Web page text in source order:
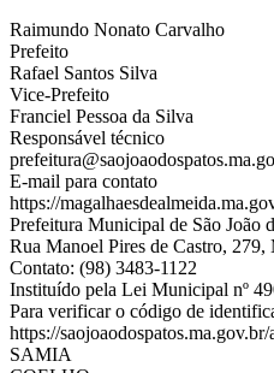
Raimundo Nonato Carvalho
Prefeito
Rafael Santos Silva
Vice-Prefeito
Franciel Pessoa da Silva
Responsável técnico
E-mail para contato
https://
Prefeitura Municipal de São João
Rua Manoel Pires de Castro,
Contato: (98) 3483-1122
Instituído pela Lei Municipal nº
Para verificar o código de
https://
SAMIA